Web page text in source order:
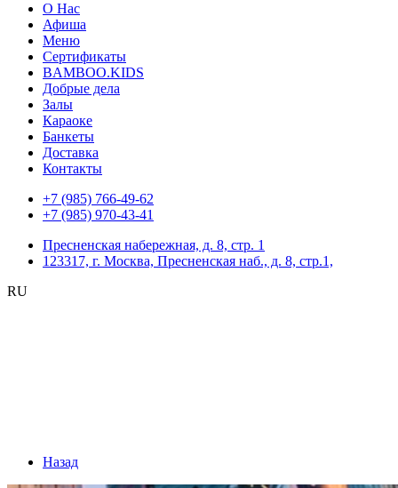
О Нас
Афиша
Меню
Сертификаты
BAMBOO.KIDS
Добрые дела
Залы
Караоке
Банкеты
Доставка
Контакты
+7 (985) 766-49-62
+7 (985) 970-43-41
Пресненская набережная, д. 8, стр. 1
123317, г. Москва, Пресненская наб., д. 8, стр.1,
RU
Назад